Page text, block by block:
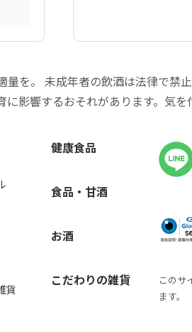
を。 未成年者の飲酒は法律で禁
影響するおそれがあります。気を
貨
健康食品
食品・甘酒
お酒
こだわりの雑貨
このサ
ます。